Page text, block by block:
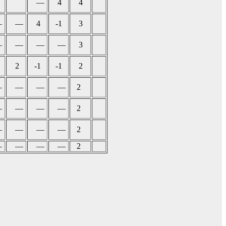
— 4 4
— 4 -1 3
— — — 3
2 -1 -1 2
— — — 2
— — — 2
— — —
2
— — — 2